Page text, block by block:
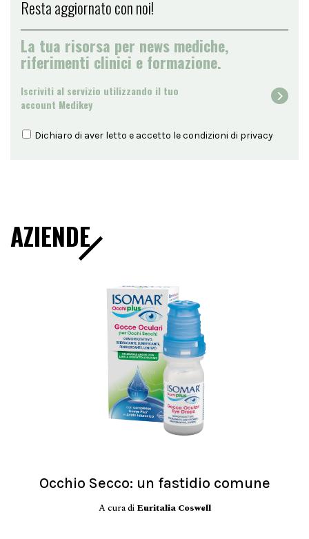
Resta aggiornato con noi!
La tua risorsa per news mediche,
riferimenti clinici e formazione.
Iscriviti al servizio utilizzando il tuo
account Medikey
Dichiaro di aver letto e accetto le condizioni di privacy
AZIENDE
Occhio Secco: un fastidio comune
A cura di Euritalia Coswell